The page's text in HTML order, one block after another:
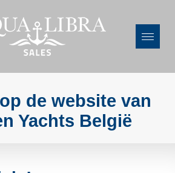
de website van
Yachts België